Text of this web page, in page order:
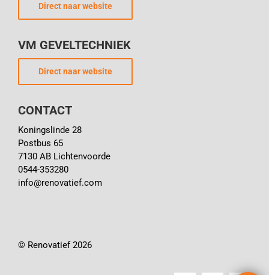
Direct naar website
VM GEVELTECHNIEK
Direct naar website
CONTACT
Koningslinde 28
Postbus 65
7130 AB Lichtenvoorde
0544-353280
info@renovatief.com
© Renovatief 2026